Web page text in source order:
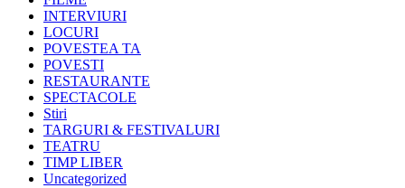
INTERVIURI
LOCURI
POVESTEA TA
POVESTI
RESTAURANTE
SPECTACOLE
Stiri
TARGURI & FESTIVALURI
TEATRU
TIMP LIBER
Uncategorized